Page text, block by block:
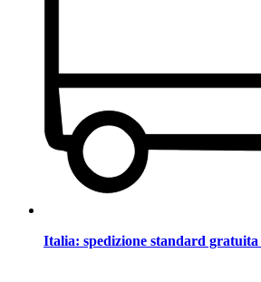
Italia: spedizione standard gratuita